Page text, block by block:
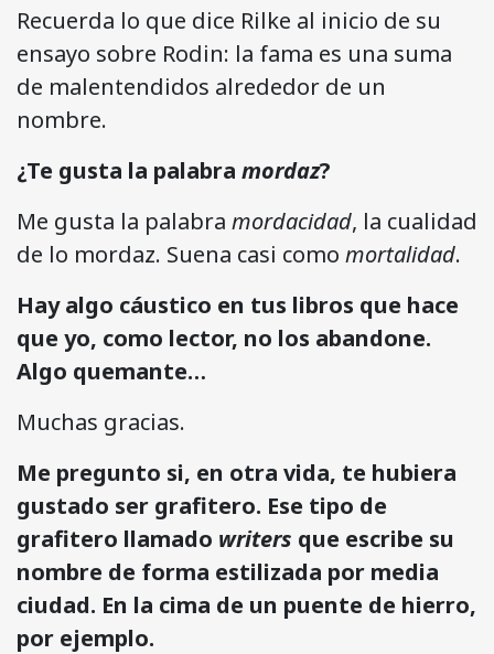
Recuerda lo que dice Rilke al inicio de su
ensayo sobre Rodin: la fama es una suma
de malentendidos alrededor de un
nombre.
¿Te gusta la palabra mordaz?
Me gusta la palabra mordacidad, la cualidad
de lo mordaz. Suena casi como mortalidad.
Hay algo cáustico en tus libros que hace
que yo, como lector, no los abandone.
Algo quemante…
Muchas gracias.
Me pregunto si, en otra vida, te hubiera
gustado ser grafitero. Ese tipo de
grafitero llamado writers que escribe su
nombre de forma estilizada por media
ciudad. En la cima de un puente de hierro,
por ejemplo.